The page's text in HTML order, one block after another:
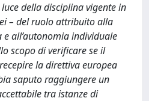
della disciplina vigente in
– del ruolo attribuito alla
all’autonomia individuale
scopo di verificare se il
la direttiva europea
saputo raggiungere un
tra istanze di